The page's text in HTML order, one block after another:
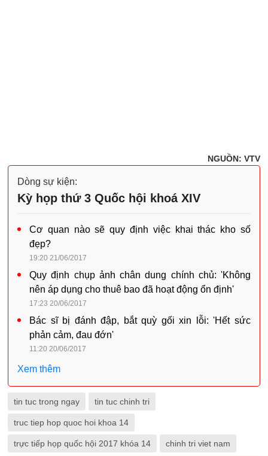
NGUỒN: VTV
Dòng sự kiện:
Kỳ họp thứ 3 Quốc hội khoá XIV
Cơ quan nào sẽ quy định việc khai thác kho số
đẹp?
19:20 21/06/2017
Quy định chụp ảnh chân dung chính chủ: 'Không
nên áp dụng cho thuê bao đã hoạt động ổn định'
17:23 20/06/2017
Bác sĩ bị đánh đập, bắt quỳ gối xin lỗi: 'Hết sức
phản cảm, đau đớn'
11:20 20/06/2017
Xem thêm
tin tuc trong ngay tin tuc chinh tri
truc tiep hop quoc hoi khoa 14
trực tiếp họp quốc hội 2017 khóa 14 chinh tri viet nam